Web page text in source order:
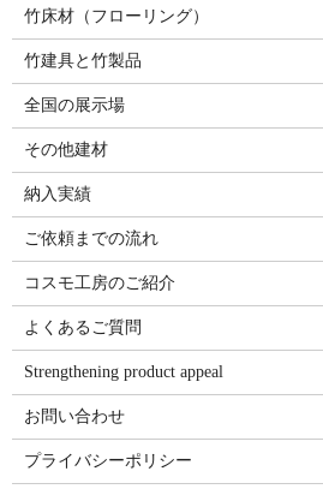
竹床材（フローリング）
竹建具と竹製品
全国の展示場
その他建材
納入実績
ご依頼までの流れ
コスモ工房のご紹介
よくあるご質問
Strengthening product appeal
お問い合わせ
プライバシーポリシー